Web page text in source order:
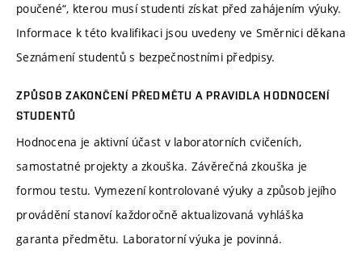
poučené“, kterou musí studenti získat před zahájením výuky.
Informace k této kvalifikaci jsou uvedeny ve Směrnici děkana
Seznámení studentů s bezpečnostními předpisy.
ZPŮSOB ZAKONČENÍ PŘEDMĚTU A PRAVIDLA HODNOCENÍ
STUDENTŮ
Hodnocena je aktivní účast v laboratorních cvičeních,
samostatné projekty a zkouška. Závěrečná zkouška je
formou testu. Vymezení kontrolované výuky a způsob jejího
provádění stanoví každoročně aktualizovaná vyhláška
garanta předmětu. Laboratorní výuka je povinná.